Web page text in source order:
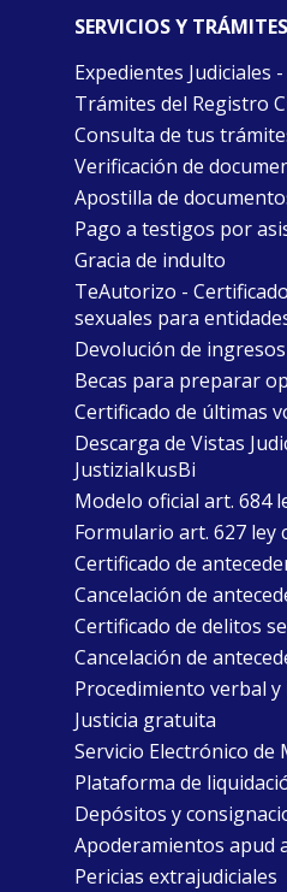
SERVICIOS Y
Expedientes Judiciales
Trámites del Registro
Consulta de tus
Verificación de
Apostilla de
Pago a testigos por
Gracia de indulto
TeAutorizo -
sexuales para
Devolución de
Becas para preparar
Certificado de últimas
Descarga de Vistas
JustiziaIkusBi
Modelo oficial art. 684
Formulario art. 627 ley
Certificado de
Cancelación de
Certificado de delitos
Cancelación de
Procedimiento verbal
Justicia gratuita
Servicio Electrónico de
Plataforma de
Depósitos y
Apoderamientos apud
Pericias extrajudiciales